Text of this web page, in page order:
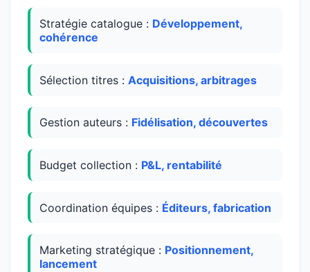
Stratégie catalogue : Développement,
cohérence
Sélection titres : Acquisitions, arbitrages
Gestion auteurs : Fidélisation, découvertes
Budget collection : P&L, rentabilité
Coordination équipes : Éditeurs, fabrication
Marketing stratégique : Positionnement,
lancement